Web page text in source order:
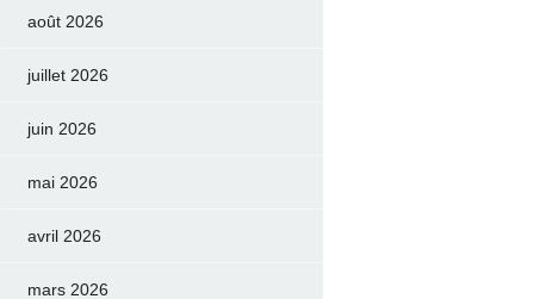
août 2026
juillet 2026
juin 2026
mai 2026
avril 2026
mars 2026